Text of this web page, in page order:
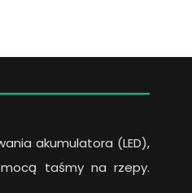
akumulatora (LED),
taśmy na rzepy.